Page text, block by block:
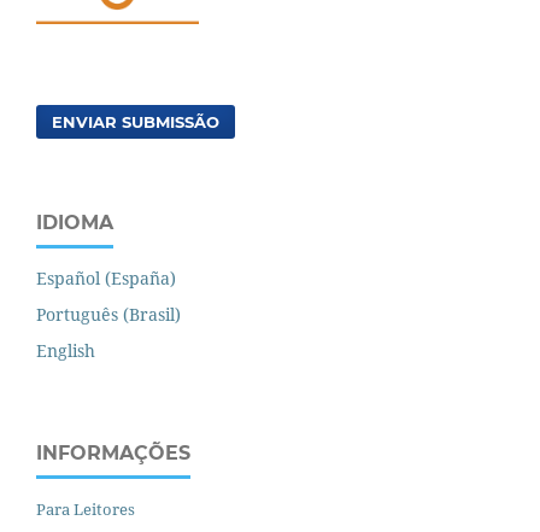
ENVIAR SUBMISSÃO
IDIOMA
Español (España)
Português (Brasil)
English
INFORMAÇÕES
Para Leitores